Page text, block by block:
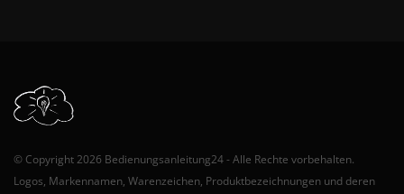
© Copyright 2026 Bedienungsanleitung24 - Alle Rechte vorbehalten.
Logos, Markennamen, Warenzeichen, Produktbezeichnungen und deren